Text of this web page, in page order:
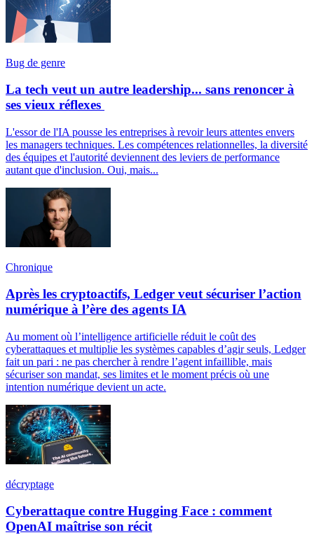
Bug de genre
La tech veut un autre leadership... sans renoncer à
ses vieux réflexes
L'essor de l'IA pousse les entreprises à revoir leurs attentes envers
les managers techniques. Les compétences relationnelles, la diversité
des équipes et l'autorité deviennent des leviers de performance
autant que d'inclusion. Oui, mais...
Chronique
Après les cryptoactifs, Ledger veut sécuriser l’action
numérique à l’ère des agents IA
Au moment où l’intelligence artificielle réduit le coût des
cyberattaques et multiplie les systèmes capables d’agir seuls, Ledger
fait un pari : ne pas chercher à rendre l’agent infaillible, mais
sécuriser son mandat, ses limites et le moment précis où une
intention numérique devient un acte.
décryptage
Cyberattaque contre Hugging Face : comment
OpenAI maîtrise son récit